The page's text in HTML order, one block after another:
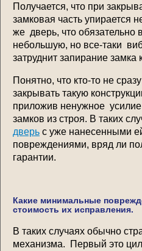
Получается, что при
замковая часть упирается
же дверь, что обязательно
небольшую, но все-таки
затруднит запирание замка
Понятно, что кто-то не
закрывать такую
приложив ненужное
замков из строя. В таких
дверь с уже нанесенными
повреждениями, вряд ли
гарантии.
Какие минимальные
стоимость их исправления.
В таких случаях обычно
механизма. Первый это